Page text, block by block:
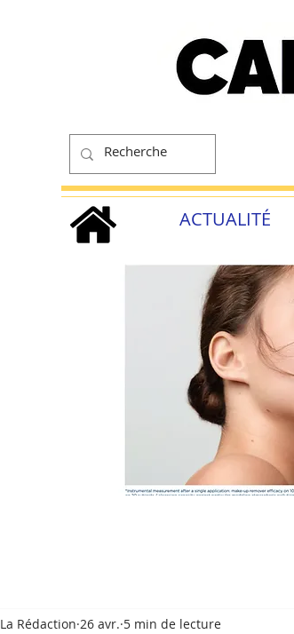
ACTUALITÉ
La Rédaction 26 avr. 5 min de lecture